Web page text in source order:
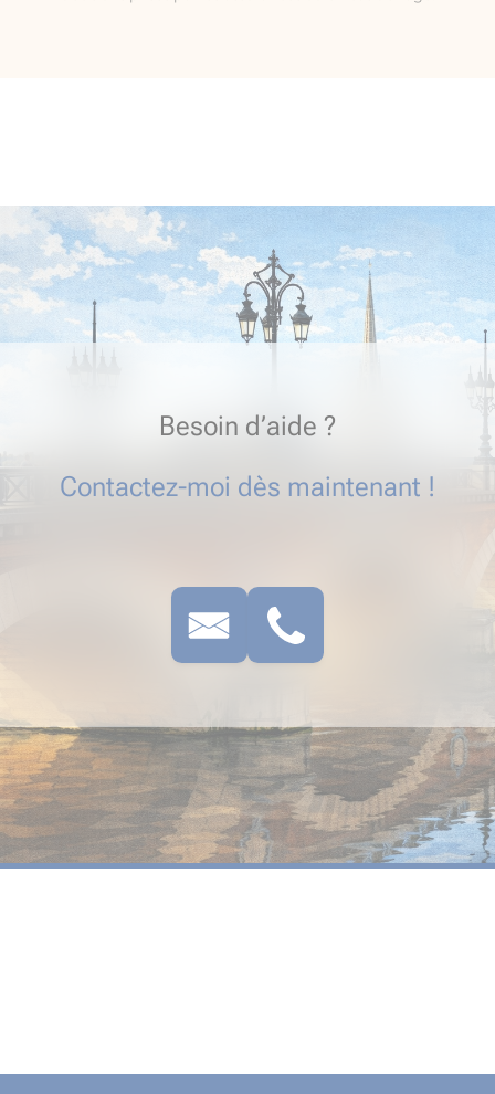
Besoin d’aide ?
Contactez-moi dès maintenant !